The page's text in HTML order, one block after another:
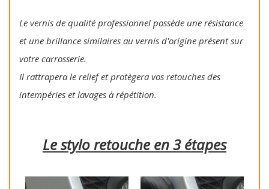
Le vernis de qualité professionnel possède une résistance
et une brillance similaires au vernis d'origine présent sur
votre carrosserie.
Il rattrapera le relief et protègera vos retouches des
intempéries et lavages à répétition.
Le stylo retouche en 3 étapes